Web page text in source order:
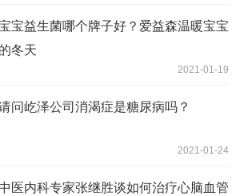
宝益生菌哪个牌子好？爱益森温暖宝宝
的冬天
2021-01-19
问屹泽公司消渴症是糖尿病吗？
2021-01-24
中医内科专家张继胜谈如何治疗心脑血管